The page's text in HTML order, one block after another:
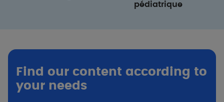
pédiatrique
Find our content according to
your needs